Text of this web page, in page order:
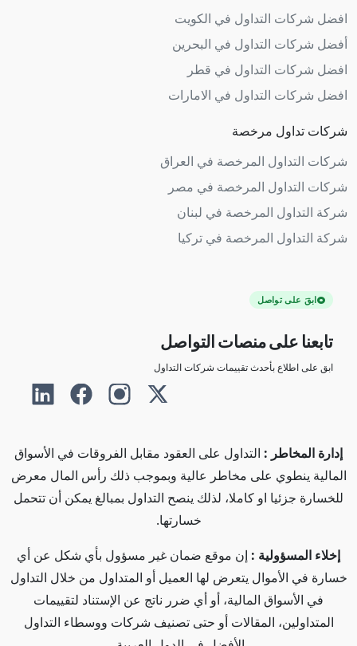
افضل شركات التداول في الكويت
أفضل شركات التداول في البحرين
افضل شركات التداول في قطر
افضل شركات التداول في الامارات
شركات تداول مرخصة
شركات التداول المرخصة في العراق
شركات التداول المرخصة في مصر
شركة التداول المرخصة في لبنان
شركة التداول المرخصة في تركيا
ابقَ على تواصل
تابعنا على منصات التواصل
ابق على اطلاع بأحدث تقييمات شركات التداول
إدارة المخاطر : التداول على العقود مقابل الفروقات في الأسواق
المالية ينطوي على مخاطر عالية وبموجب ذلك رأس المال معرض
للخسارة جزئيا او كاملا، لذلك ينصح التداول بمبالغ يمكن أن تتحمل
خسارتها.
إخلاء المسؤولية : إن موقع ضمان غير مسؤول بأي شكل عن أي
خسارة في الأموال يتعرض لها العميل أو المتداول من خلال التداول
في الأسواق المالية، أو أي ضرر ناتج عن الإستناد لتقييمات
المتداولين، المقالات أو حتى تصنيف شركات ووسطاء التداول